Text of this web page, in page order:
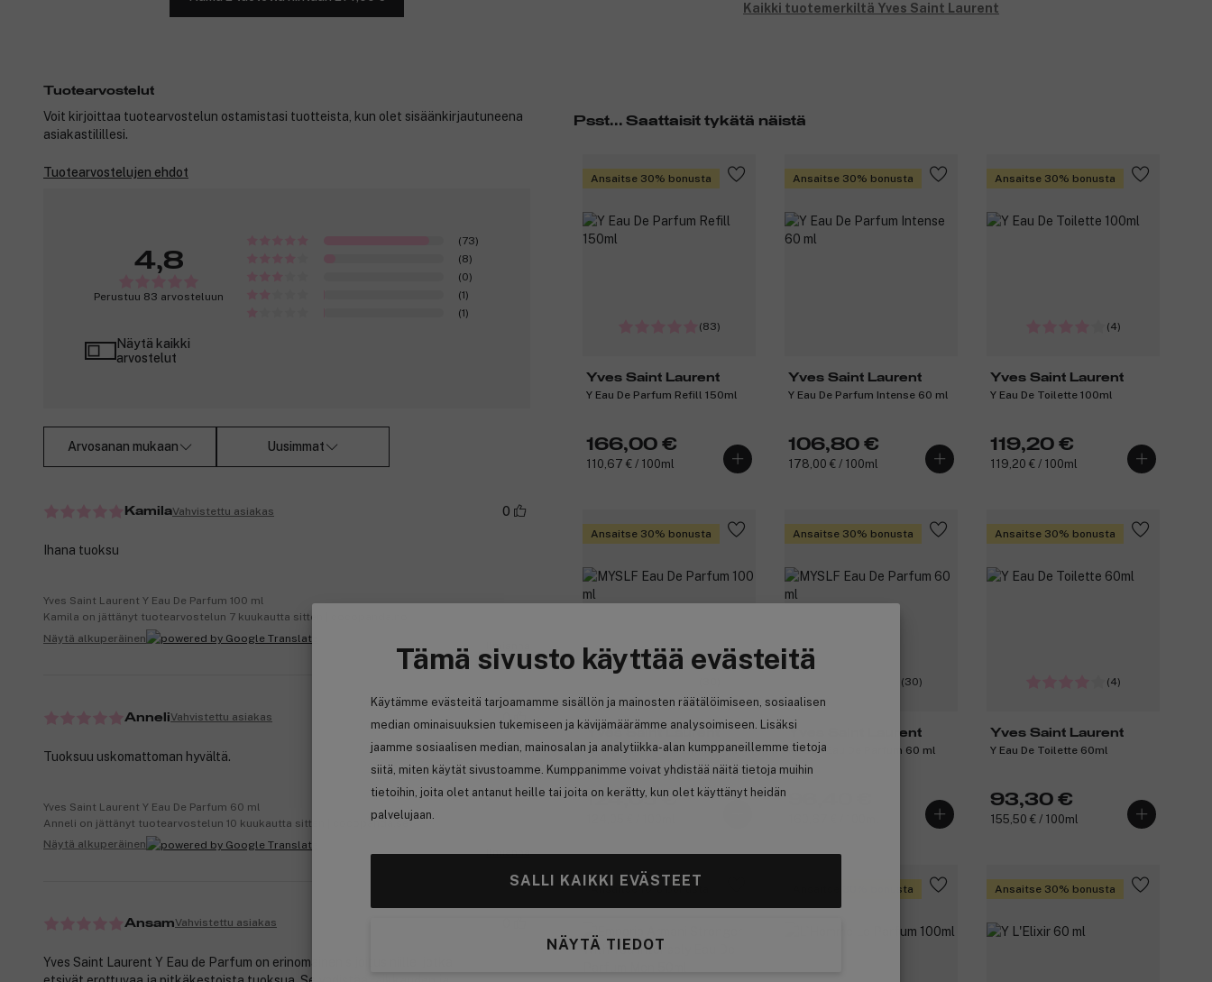
Tämä sivusto käyttää evästeitä
Käytämme evästeitä tarjoamamme sisällön ja mainosten räätälöimiseen, sosiaalisen
median ominaisuuksien tukemiseen ja kävijämäärämme analysoimiseen. Lisäksi
jaamme sosiaalisen median, mainosalan ja analytiikka-alan kumppaneillemme tietoja
siitä, miten käytät sivustoamme. Kumppanimme voivat yhdistää näitä tietoja muihin
tietoihin, joita olet antanut heille tai joita on kerätty, kun olet käyttänyt heidän
palvelujaan.
SALLI KAIKKI EVÄSTEET
NÄYTÄ TIEDOT
Kaikki tuotemerkiltä Yves Saint Laurent
Psst... Saattaisit tykätä näistä
Ansaitse 30% bonusta
(83)
Yves Saint Laurent
Y Eau De Parfum Refill 150ml
166,00 €
110,67 € / 100ml
Ansaitse 30% bonusta
Yves Saint Laurent
Y Eau De Parfum Intense 60 ml
106,80 €
178,00 € / 100ml
Ansaitse 30% bonusta
(4)
Yves Saint Laurent
Y Eau De Toilette 100ml
119,20 €
119,20 € / 100ml
Ansaitse 30% bonusta
Yves Saint Laurent
MYSLF Eau De Parfum 100 ml
124,05 €
Ansaitse 30% bonusta
(30)
Yves Saint Laurent
MYSLF Eau De Parfum 60 ml
Ansaitse 30% bonusta
(4)
Yves Saint Laurent
Y Eau De Toilette 60ml
93,30 €
155,50 € / 100ml
Ansaitse 10% bonusta Ansaitse 30% bonusta Ansaitse 30% bonusta
Tuotearvostelut
Voit kirjoittaa tuotearvostelun ostamistasi tuotteista, kun olet sisäänkirjautuneena
asiakastilillesi.
Tuotearvostelujen ehdot
4,8
Perustuu 83 arvosteluun
(73)
(8)
(0)
(1)
(1)
Näytä kaikki
arvostelut
Arvosanan mukaan Uusimmat
KamilaVahvistettu asiakas 0
Ihana tuoksu
Yves Saint Laurent Y Eau De Parfum 100 ml
Kamila on jättänyt tuotearvostelun 7 kuukautta sitten | cocopanda.no
Näytä alkuperäinen
Ilmianna
AnneliVahvistettu asiakas
Tuoksuu uskomattoman hyvältä.
Yves Saint Laurent Y Eau De Parfum 60 ml
Anneli on jättänyt tuotearvostelun 10 kuukautta sitten | cocopanda.se
Näytä alkuperäinen
Ilmianna
AnsamVahvistettu asiakas
Yves Saint Laurent Y Eau de Parfum on erinomainen sijoitus niille, jotka